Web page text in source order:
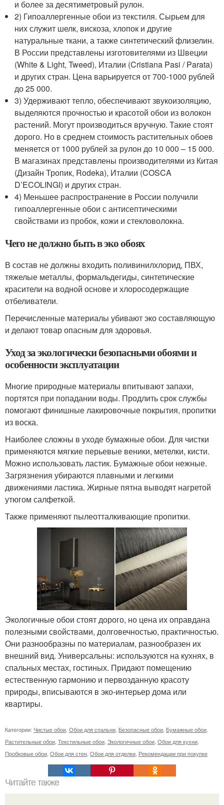
и более за десятиметровый рулон.
2) Гипоаллергенные обои из текстиля. Сырьем для
них служит шелк, вискоза, хлопок и другие
натуральные ткани, а также синтетический флизелин.
В России представлены изготовителями из Швеции
(White & Light, Tweed), Италии (Cristiana Pasi / Parata)
и других стран. Цена варьируется от 700-1000 рублей
до 25 000.
3) Удерживают тепло, обеспечивают звукоизоляцию,
выделяются прочностью и красотой обои из волокон
растений. Могут производиться вручную. Такие стоят
дорого. Но в среднем стоимость растительных обоев
меняется от 1000 рублей за рулон до 10 000 – 15 000.
В магазинах представлены производителями из Китая
(Дизайн Тропик, Rodeka), Италии (COSCA
D’ECOLINGI) и других стран.
4) Меньшее распространение в России получили
гипоаллергенные обои с антисептическими
свойствами из пробок, кожи и стекловолокна.
Чего не должно быть в эко обоях
В состав не должны входить поливинилхлорид, ПВХ,
тяжелые металлы, формальдегиды, синтетические
красители на водной основе и хлоросодержащие
отбеливатели.
Перечисленные материалы убивают эко составляющую
и делают товар опасным для здоровья.
Уход за экологически безопасными обоями и
особенности эксплуатации
Многие природные материалы впитывают запахи,
портятся при попадании воды. Продлить срок службы
помогают финишные лакировочные покрытия, пропитки
из воска.
Наиболее сложны в уходе бумажные обои. Для чистки
применяются мягкие перьевые веники, метелки, кисти.
Можно использовать ластик. Бумажные обои нежные.
Загрязнения убираются плавными и легкими
движениями ластика. Жирные пятна выводят нагретой
утюгом салфеткой.
Также применяют пылеотталкивающие пропитки.
Экологичные обои стоят дорого, но цена их оправдана
полезными свойствами, долговечностью, практичностью.
Они разнообразны по материалам, разнообразен их
внешний вид. Универсальны: используются на кухнях, в
спальных местах, гостиных. Придают помещению
естественную гармонию и первозданную красоту
природы, вписываются в эко-интерьер дома или
квартиры.
Категории: Чистые обои, Обои для спальни, Безопасные обои, Бумажные обои,
Растительные обои, Текстильные обои, Экологичные обои, Обои для кухни,
Пробковые обои, Обои для стен, Обои для отделки, Рекомендации при покупке
Читайте также